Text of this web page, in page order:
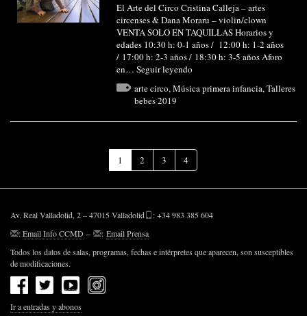
El Arte del Circo Cristina Calleja – artes
circenses & Dana Moraru – violin/clown
VENTA SOLO EN TAQUILLAS Horarios y
edades 10:30 h: 0-1 años / 12:00 h: 1-2 años
/ 17:00 h: 2-3 años / 18:30 h: 3-5 años Aforo
en… Seguir leyendo
arte circo, Música primera infancia, Talleres
bebes 2019
1 (Página
actual)
2 3 4
Av. Real Valladolid, 2 – 47015 Valladolid
: +34 983 385 604
:Email Info CCMD – : Email Prensa
Todos los datos de salas, programas, fechas e intérpretes que aparecen, son susceptibles
de modificaciones.
Ir a entradas y abonos